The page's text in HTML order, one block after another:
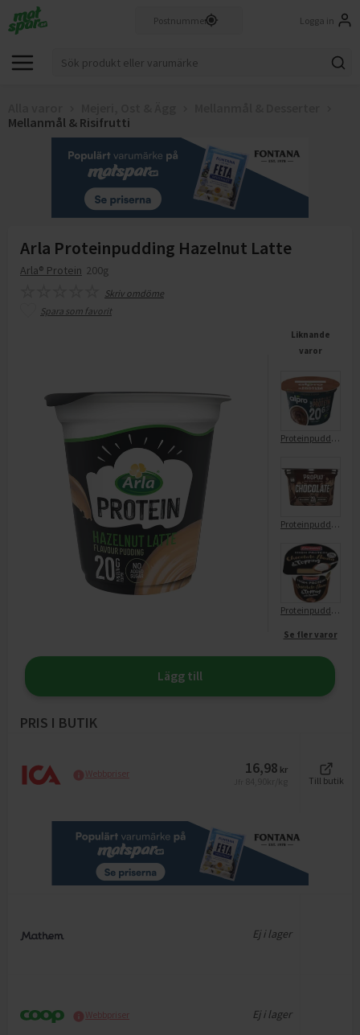
Logga in
Mellanmål & Risifrutti
Arla Proteinpudding Hazelnut Latte
Arla® Protein 200g
Skriv omdöme
Spara som favorit
Liknande
varor
Proteinpudding Choklad Växtbaserad
Proteinpudding Choklad Laktosfri
Proteinpudding Choklad Gräddtopping
Se fler varor
Lägg till
PRIS I BUTIK
Webbpriser 16,98 kr
Till butik
Ej i lager
Webbpriser Ej i lager